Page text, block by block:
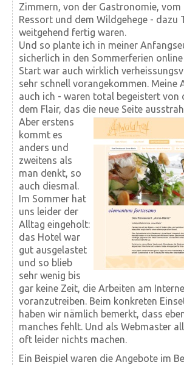
Zimmern, von der Gastronomie, vom
Ressort und dem Wildgehege - dazu
weitgehend fertig waren.
Und so plante ich in meiner
sicherlich in den Sommerferien
Start war auch wirklich
sehr schnell vorangekommen. Meine
auch ich - waren total begeistert von
dem Flair, das die neue Seite
Aber erstens
kommt es
anders und
zweitens als
man denkt, so
auch diesmal.
Im Sommer hat
uns leider der
Alltag eingeholt:
das Hotel war
gut ausgelastet
und so blieb
sehr wenig bis
gar keine Zeit, die Arbeiten am
voranzutreiben. Beim konkreten
haben wir nämlich bemerkt, dass
manches fehlt. Und als Webmaster
oft leider nichts machen.
Ein Beispiel waren die Angebote im